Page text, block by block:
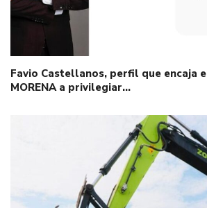
Favio Castellanos, perfil que encaja
MORENA a privilegiar…